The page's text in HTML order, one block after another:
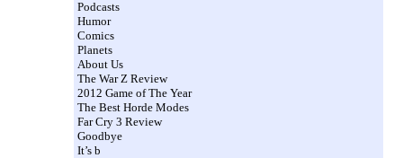
Podcasts
Humor
Comics
Planets
About Us
The War Z Review
2012 Game of The Year
The Best Horde Modes
Far Cry 3 Review
Goodbye
It’s b